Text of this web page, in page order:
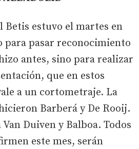
Betis estuvo el martes en
para pasar reconocimiento
antes, sino para realizar
que en estos
a un cortometraje. La
Barberá y De Rooij.
Duiven y Balboa. Todos
este mes, serán